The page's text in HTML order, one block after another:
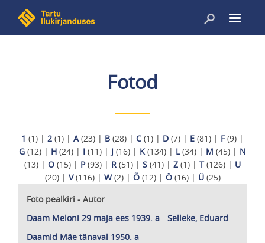
edasi
Fotod
1 (1) | 2 (1) | A(23) | B (28) | C (1) | D (7) | E (81) | F(9) |
G (12) | H (24) | I (11) | J (16) | K(134) | L(34) | M (45) | N
(13) | O (15) | P(93) | R (51) | S (41) | Z (1) | T(126) | U
(20) | V(116) | W(2) | Õ(12) | Ö(16) | Ü(25)
Foto pealkiri - Autor
Daam Meloni 29 maja ees 1939. a - Selleke, Eduard
Daamid Mäe tänaval 1950. a